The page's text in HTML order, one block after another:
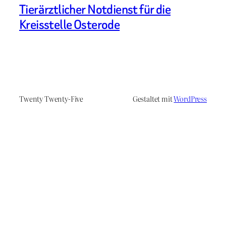
Tierärztlicher Notdienst für die
Kreisstelle Osterode
Twenty Twenty-Five Gestaltet mitWordPress